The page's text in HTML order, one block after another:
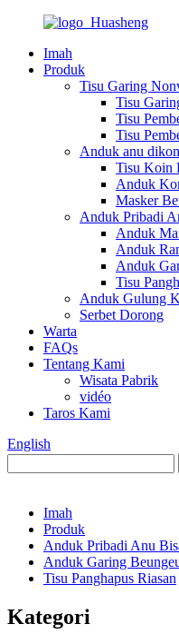
Imah
Produk
Tisu Garing
Tisu
Tisu
Tisu
Anduk anu
Tisu Koin
Anduk
Masker
Anduk Pribadi
Anduk
Anduk
Anduk
Tisu
Anduk Gulung
Serbet Dorong
Warta
FAQs
Tentang Kami
Wisata Pabrik
vidéo
Taros Kami
English
Imah
Produk
Anduk Pribadi Anu
Anduk Garing
Tisu Panghapus Riasan
Kategori